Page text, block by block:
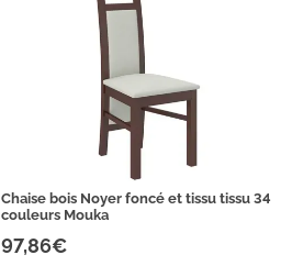
Chaise bois Noyer foncé et tissu tissu 34
couleurs Mouka
97,86€